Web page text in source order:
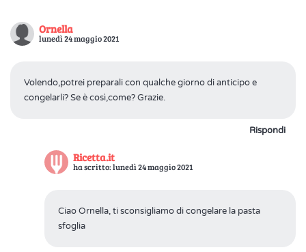
Ornella
lunedì 24 maggio 2021
Volendo,potrei preparali con qualche giorno di anticipo e
congelarli? Se è così,come? Grazie.
Rispondi
Ricetta.it
ha scritto: lunedì 24 maggio 2021
Ciao Ornella, ti sconsigliamo di congelare la pasta
sfoglia